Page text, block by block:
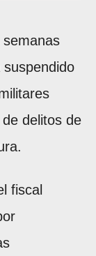
delitos de
fiscal